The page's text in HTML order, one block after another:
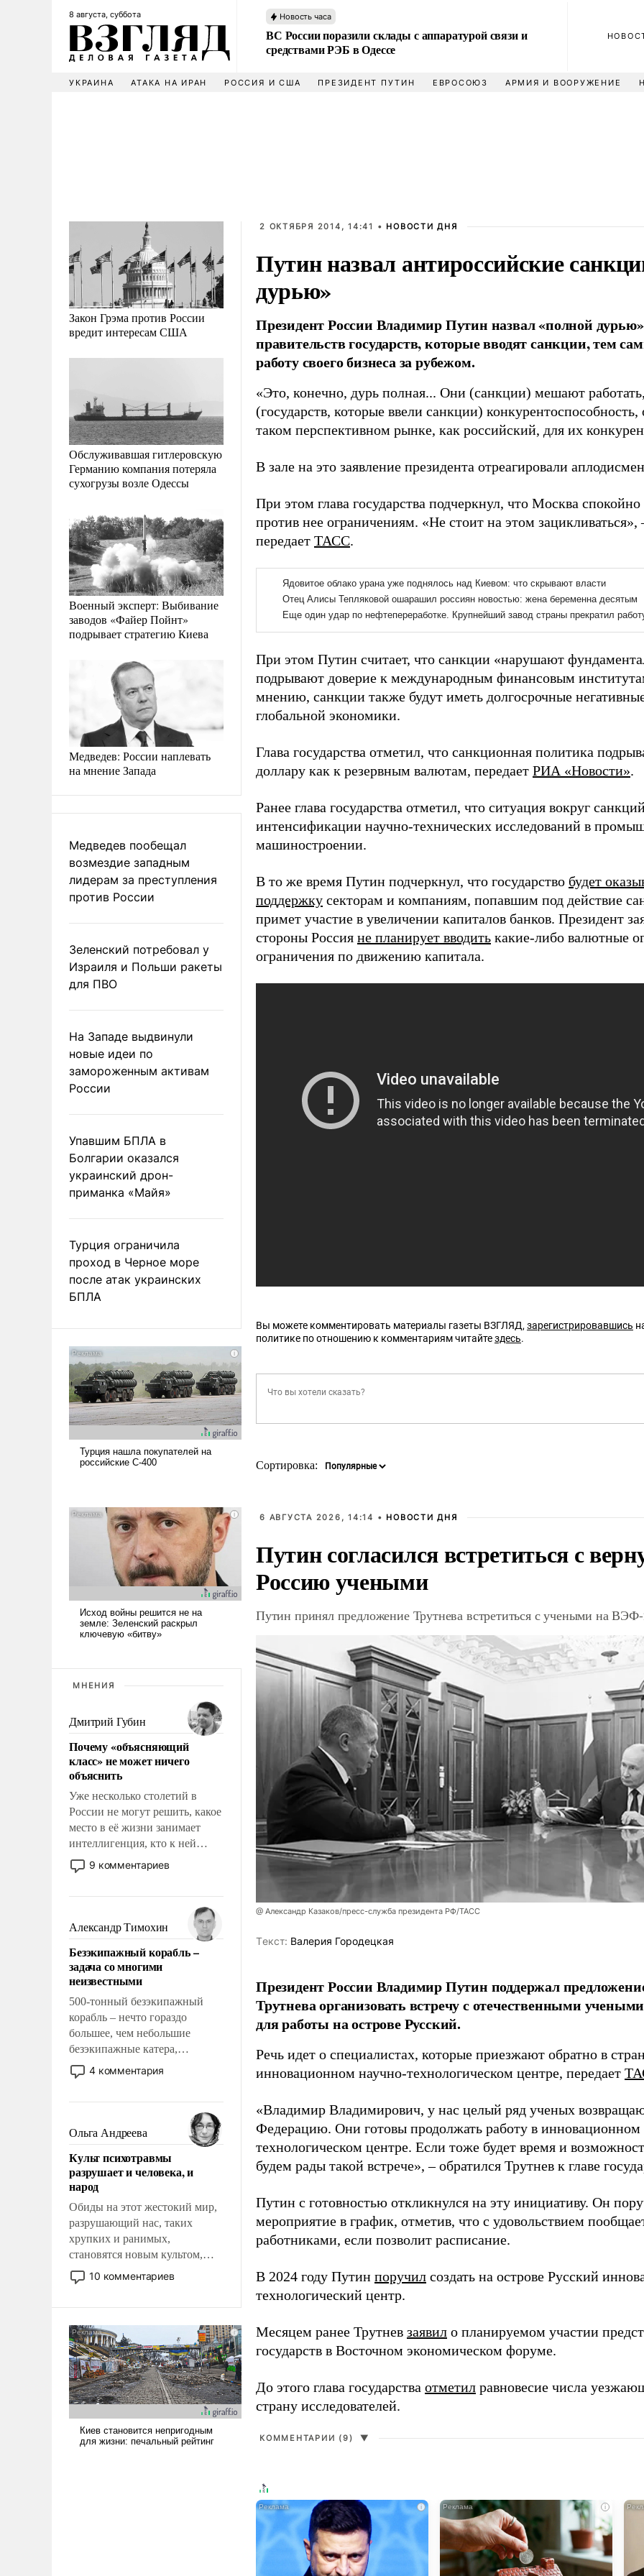
8 августа, суббота Новость часа
ВС России поразили склады с аппаратурой связи и
средствами РЭБ в Одессе
УКРАИНА АТАКА НА ИРАН РОССИЯ И США ПРЕЗИДЕНТ ПУТИН ЕВРОСОЮЗ АРМИЯ И ВООРУЖЕНИЕ
Закон Грэма против России
вредит интересам США
Обслуживавшая гитлеровскую
Германию компания потеряла
сухогрузы возле Одессы
Военный эксперт: Выбивание
заводов «Файер Пойнт»
подрывает стратегию Киева
Медведев: России наплевать
на мнение Запада
Медведев пообещал
возмездие западным
лидерам за преступления
против России
Зеленский потребовал у
Израиля и Польши ракеты
для ПВО
На Западе выдвинули
новые идеи по
замороженным активам
России
Упавшим БПЛА в
Болгарии оказался
украинский дрон-
приманка «Майя»
Турция ограничила
проход в Черное море
после атак украинских
БПЛА
МНЕНИЯ
Дмитрий Губин
Почему «объясняющий
класс» не может ничего
объяснить
Уже несколько столетий в
России не могут решить, какое
место в её жизни занимает
интеллигенция, кто к ней
принадлежит, а кого из неё
исключили с правом
чем она отличается от просто
образованных людей. Иногда
казалось, что эти вопросы
решены раз и навсегда, но –
нет, не решены.
9 комментариев
Александр Тимохин
Безэкипажный корабль –
задача со многими
неизвестными
500-тонный безэкипажный
корабль – нечто гораздо
большее, чем небольшие
безэкипажные катера,
применение которых уже
стало обыденностью. Задача по
сложна и амбициозна. Однако
и ее реализация радикально
поднимет наши боевые
возможности.
4 комментария
Ольга Андреева
Культ психотравмы
разрушает и человека, и
народ
Обиды на этот жестокий мир,
разрушающий нас, таких
хрупких и ранимых,
становятся новым культом,
постепенно вытесняя и
отменяя традиционное
ударами судьбы, брать на себя
ответственность, помогать
слабым, идти вперед и
адаптироваться.
10 комментариев
2 ОКТЯБРЯ 2014, 14:41 • НОВОСТИ ДНЯ
Путин назвал антироссийские
дурью»
Президент России Владимир Путин назвал «полной
правительств государств, которые вводят санкции, тем
работу своего бизнеса за рубежом.
«Это, конечно, дурь полная... Они (санкции) мешают
(государств, которые ввели санкции)
таком перспективном рынке, как российский, для их
В зале на это заявление президента отреагировали
При этом глава государства подчеркнул, что Москва
против нее ограничениям. «Не стоит на этом зацикливаться»,
передает ТАСС.
При этом Путин считает, что санкции «нарушают
подрывают доверие к международным финансовым
мнению, санкции также будут иметь долгосрочные
глобальной экономики.
Глава государства отметил, что санкционная политика
доллару как к резервным валютам, передает РИА «Новости».
Ранее глава государства отметил, что ситуация вокруг
интенсификации научно-технических исследований в
машиностроении.
В то же время Путин подчеркнул, что государство будет
поддержку секторам и компаниям, попавшим под действие
примет участие в увеличении капиталов банков. Президент
стороны Россия не планирует вводить какие-либо валютные
ограничения по движению капитала.
Вы можете комментировать материалы газеты ВЗГЛЯД, зарегистрировавшись
политике по отношению к комментариям читайтездесь.
Сортировка:
6 АВГУСТА 2026, 14:14 • НОВОСТИ ДНЯ
Путин согласился встретиться с
Россию учеными
Путин принял предложение Трутнева встретиться с учеными на
@ Александр Казаков/пресс-служба президента РФ/ТАСС
Tекст: Валерия Городецкая
Президент России Владимир Путин поддержал
Трутнева организовать встречу с отечественными
для работы на острове Русский.
Речь идет о специалистах, которые приезжают обратно в
инновационном научно-технологическом центре, передает
«Владимир Владимирович, у нас целый ряд ученых
Федерацию. Они готовы продолжать работу в инновационном
технологическом центре. Если тоже будет время и
будем рады такой встрече», – обратился Трутнев к главе
Путин с готовностью откликнулся на эту инициативу. Он
мероприятие в график, отметив, что с удовольствием
работниками, если позволит расписание.
В 2024 году Путин поручил создать на острове Русский
технологический центр.
Месяцем ранее Трутнев заявил о планируемом участии
государств в Восточном экономическом форуме.
До этого глава государства отметил равновесие числа
страну исследователей.
КОММЕНТАРИИ (9) ▼
i i